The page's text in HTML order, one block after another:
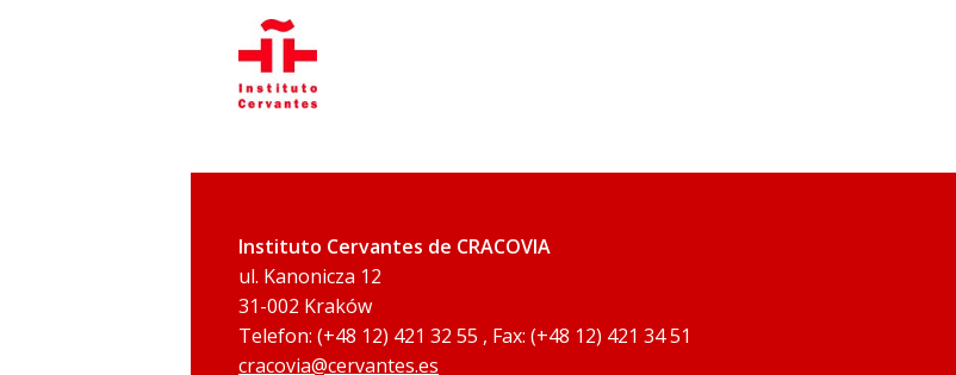
Instituto Cervantes de CRACOVIA
ul. Kanonicza 12
31-002 Kraków
Telefon: (+48 12) 421 32 55 , Fax: (+48 12) 421 34 51
cracovia@cervantes.es